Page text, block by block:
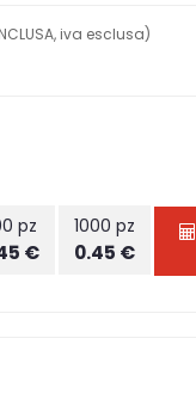
iva esclusa)
pz
€
1000 pz
0.45 €